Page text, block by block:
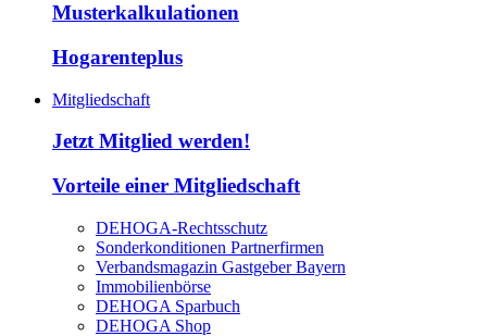
Musterkalkulationen
Hogarenteplus
Mitgliedschaft
Jetzt Mitglied werden!
Vorteile einer Mitgliedschaft
DEHOGA-Rechtsschutz
Sonderkonditionen Partnerfirmen
Verbandsmagazin Gastgeber Bayern
Immobilienbörse
DEHOGA Sparbuch
DEHOGA Shop